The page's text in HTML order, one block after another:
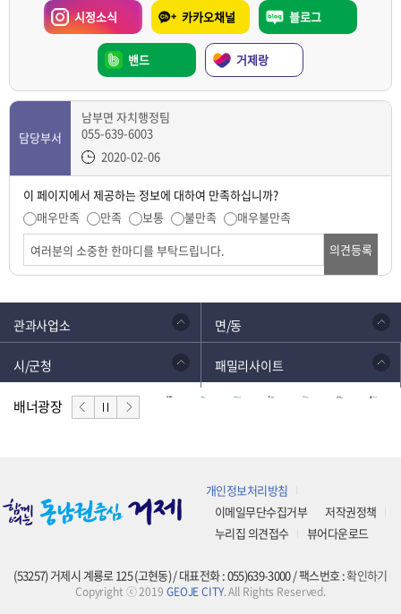
시정소식 카카오채널 블로그
밴드 거제랑
담당부서
남부면 자치행정팀
055-639-6003
2020-02-06
이 페이지에서 제공하는 정보에 대하여 만족하십니까?
매우만족
만족 보통 불만족
매우불만족
의견등록
관과사업소 면/동
시/군청 패밀리사이트
배너광장
개인정보처리방침
이메일무단수집거부
저작권정책
누리집 의견접수
뷰어다운로드
(53257) 거제시 계룡로 125 (고현동) / 대표전화 : 055)639-3000 / 팩스번호 :확인하기
Copyright ⓒ 2019 GEOJE CITY. All Rights Reserved.